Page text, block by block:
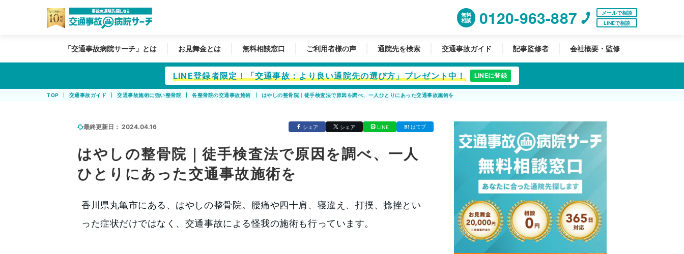
無料
相談
0120-963-887
メールで相談
LINEで相談
「交通事故病院サーチ」とは お見舞金とは 無料相談窓口 ご利用者様の声 通院先を検索 交通事故ガイド 記事監修者 会社概要・監修
LINE登録者限定！「交通事故：より良い通院先の選び方」プレゼント中！ LINEに登録
TOP 交通事故ガイド 交通事故施術に強い整骨院 各整骨院の交通事故施術 はやしの整骨院｜徒手検査法で原因を調べ、一人ひとりにあった交通事故施術を
最終更新日： 2024.04.16 シェア シェア LINE はてブ
はやしの整骨院｜徒手検査法で原因を調べ、一人
ひとりにあった交通事故施術を
香川県丸亀市にある、はやしの整骨院。腰痛や四十肩、寝違え、打撲、捻挫とい
った症状だけではなく、交通事故による怪我の施術も行っています。